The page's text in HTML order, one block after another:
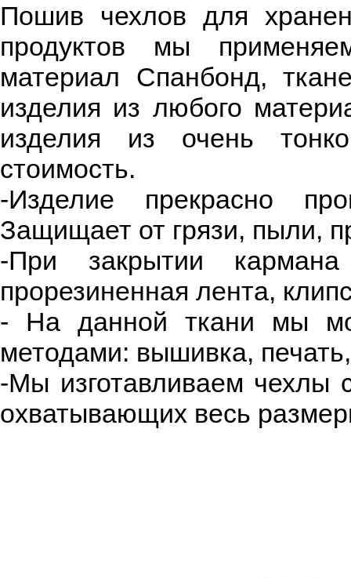
Пошив чехлов для
продуктов мы
материал Спанбонд,
изделия из любого
изделия из очень
стоимость.
-Изделие прекрасно
Защищает от грязи, пыли,
-При закрытии
прорезиненная лента,
- На данной ткани мы
методами: вышивка,
-Мы изготавливаем чехлы
охватывающих весь